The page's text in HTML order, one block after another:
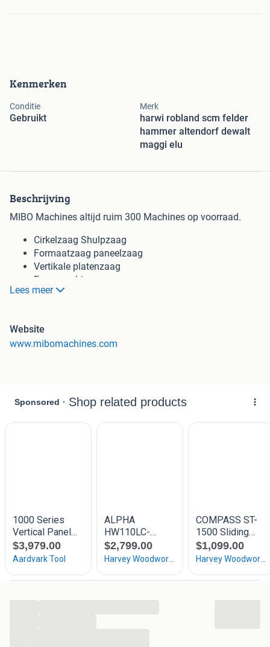
Kenmerken
Conditie
Gebruikt
Merk
harwi robland scm felder
hammer altendorf dewalt
maggi elu
Beschrijving
MIBO Machines altijd ruim 300 Machines op voorraad.
Cirkelzaag Shulpzaag
Formaatzaag paneelzaag
Vertikale platenzaag
Freesmachine
Lintzaag
Vlakbank
Vlakvandiktebank
Werkend te zien. Bezorging en inruil is mogelijk.
Harwi Altendorf Robland Casadei Casolin
Houtbewerkingsmachines SCM Robland Felder Hammer
Lees meer
Website
www.mibomachines.com